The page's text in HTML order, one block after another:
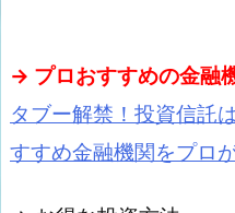
→ プロおすすめの金融
タブー解禁！投資信託
すすめ金融機関をプロ